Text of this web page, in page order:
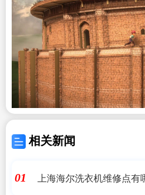
相关新闻
01
上海海尔洗衣机维修点有